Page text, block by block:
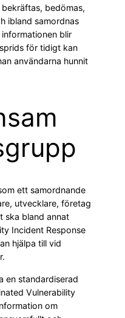
bedömas,
ibland samordnas
blir
för tidigt kan
användarna hunnit
ett samordnande
utvecklare, företag
ska bland annat
Incident Response
hjälpa till vid
en standardiserad
Vulnerability
om